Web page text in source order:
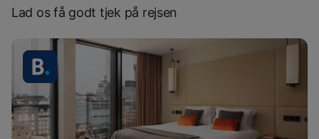
Lad os få godt tjek på rejsen